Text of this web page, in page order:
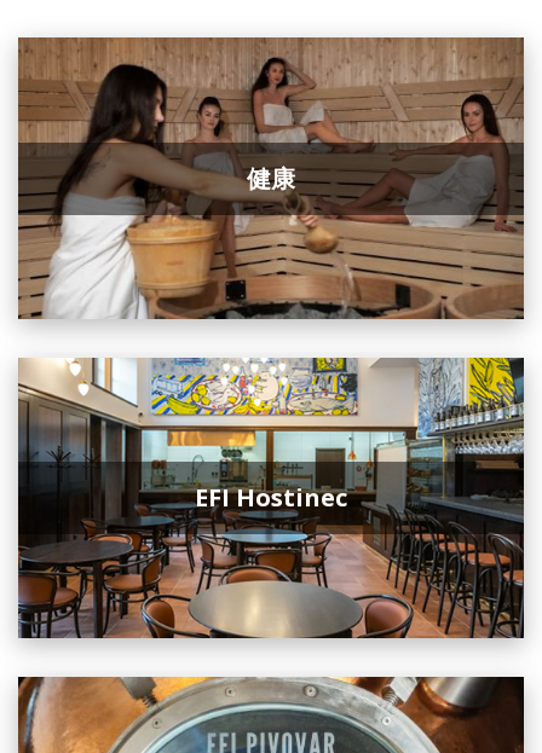
健康
EFI Hostinec